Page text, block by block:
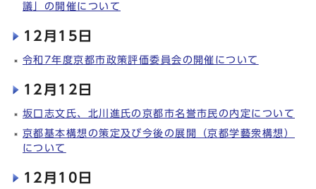
議」の開催について
12月15日
令和7年度京都市政策評価委員会の開催について
12月12日
坂口志文氏、北川進氏の京都市名誉市民の内定について
京都基本構想の策定及び今後の展開（京都学藝衆構想）
について
12月10日